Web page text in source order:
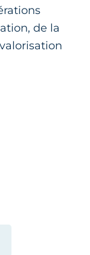
de la